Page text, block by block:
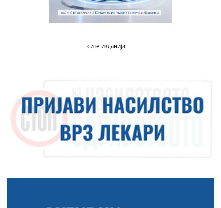
сите изданија